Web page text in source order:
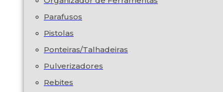
Parafusos
Pistolas
Ponteiras/Talhadeiras
Pulverizadores
Rebites